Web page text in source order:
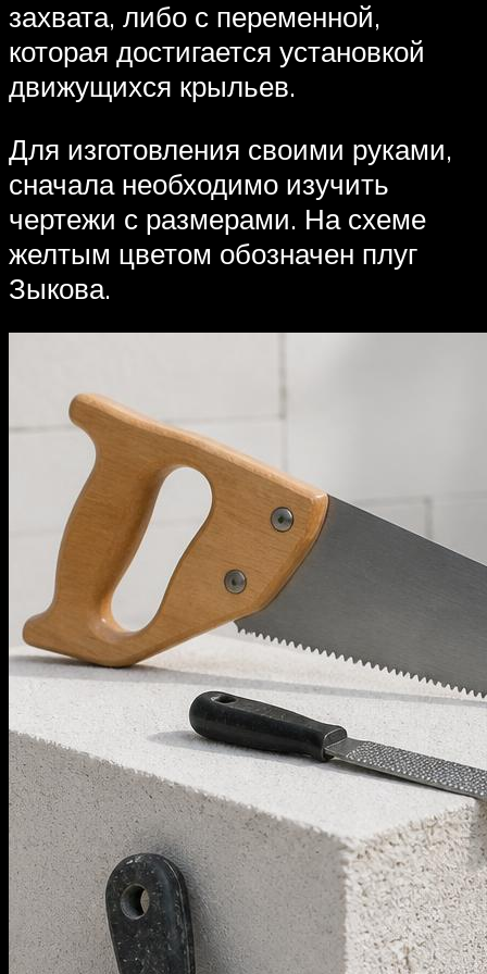
захвата, либо с переменной,
которая достигается установкой
движущихся крыльев.
Для изготовления своими руками,
сначала необходимо изучить
чертежи с размерами. На схеме
желтым цветом обозначен плуг
Зыкова.